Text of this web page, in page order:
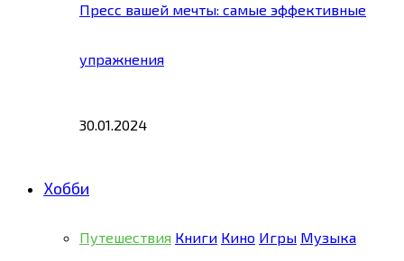
Пресс вашей мечты: самые эффективные
упражнения
30.01.2024
Хобби
Путешествия Книги Кино Игры Музыка